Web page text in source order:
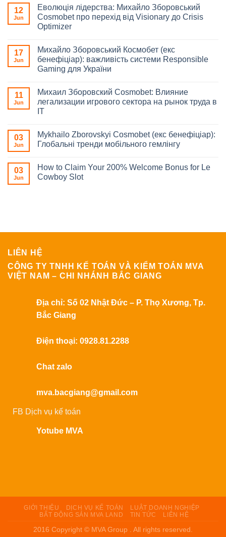
12
Jun
Еволюція лідерства: Михайло Зборовський
Cosmobet про перехід від Visionary до Crisis
Optimizer
17
Jun
Михайло Зборовський Космобет (екс
бенефіціар): важливість системи Responsible
Gaming для України
11
Jun
Михаил Зборовский Cosmobet: Влияние
легализации игрового сектора на рынок труда в
IT
03
Jun
Mykhailo Zborovskyi Cosmobet (екс бенефіціар):
Глобальні тренди мобільного гемлінгу
03
Jun
How to Claim Your 200% Welcome Bonus for Le
Cowboy Slot
LIÊN HỆ
CÔNG TY TNHH KẾ TOÁN VÀ KIỂM TOÁN MVA
VIỆT NAM – CHI NHÁNH BẮC GIANG
Địa chỉ: Số 02 Nhật Đức – P. Thọ Xương, Tp.
Bắc Giang
Điện thoại: 0928.81.2288
Chat zalo
mva.bacgiang@gmail.com
FB Dịch vụ kế toán
Yotube MVA
GIỚI THIỆU DỊCH VỤ KẾ TOÁN
LUẬT DOANH NGHIỆP
BẤT ĐỘNG SẢN MVA LAND
TIN TỨC LIÊN HỆ
2016 Copyright © MVA Group . All rights reserved.